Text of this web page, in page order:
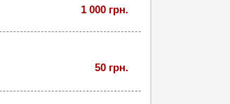
1 000 грн.
50 грн.